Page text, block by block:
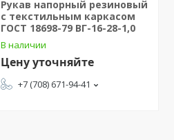
Рукав напорный резиновый
с текстильным каркасом
ГОСТ 18698-79 ВГ-16-28-1,0
В наличии
Цену уточняйте
+7 (708) 671-94-41